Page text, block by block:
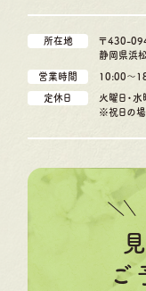
所在地
〒430-
静岡県浜
営業時間 10:00〜
定休日
火曜日・水
※祝日の
ご